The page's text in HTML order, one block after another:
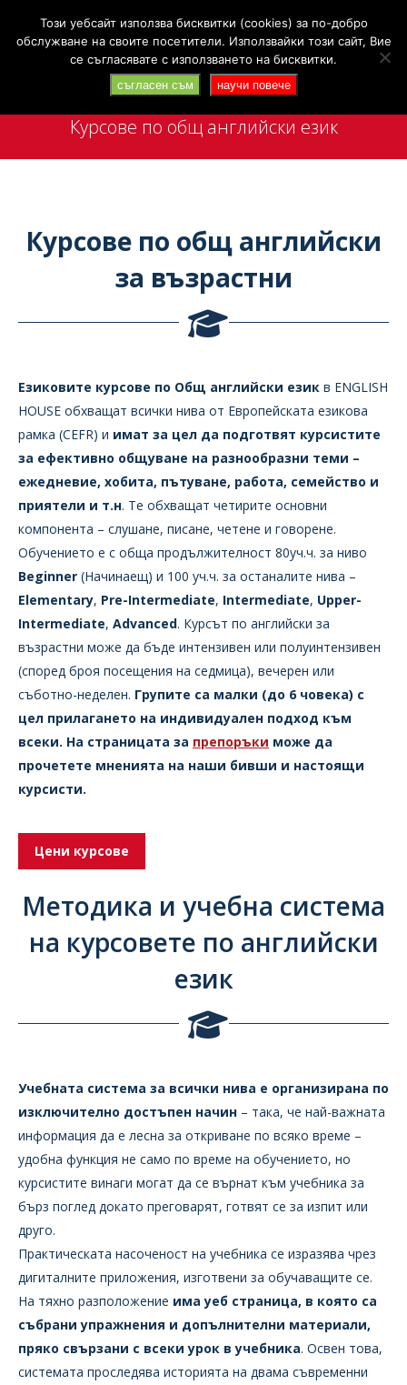
Курсове по общ английски език
Курсове по общ английски
за възрастни
Езиковите курсове по Общ английски език в ENGLISH
HOUSE обхващат всички нива от Европейската езикова
рамка (CEFR) и имат за цел да подготвят курсистите
за ефективно общуване на разнообразни теми –
ежедневие, хобита, пътуване, работа, семейство и
приятели и т.н. Те обхващат четирите основни
компонента – слушане, писане, четене и говорене.
Обучението е с обща продължителност 80уч.ч. за ниво
Beginner (Начинаещ) и 100 уч.ч. за останалите нива –
Elementary, Pre-Intermediate, Intermediate, Upper-
Intermediate, Advanced. Курсът по английски за
възрастни може да бъде интензивен или полуинтензивен
(според броя посещения на седмица), вечерен или
съботно-неделен. Групите са малки (до 6 човека) с
цел прилагането на индивидуален подход към
всеки. На страницата за препоръки може да
прочетете мненията на наши бивши и настоящи
курсисти.
Цени курсове
Методика и учебна система
на курсовете по английски
език
Учебната система за всички нива е организирана по
изключително достъпен начин – така, че най-важната
информация да е лесна за откриване по всяко време –
удобна функция не само по време на обучението, но
курсистите винаги могат да се върнат към учебника за
бърз поглед докато преговарят, готвят се за изпит или
друго.
Практическата насоченост на учебника се изразява чрез
дигиталните приложения, изготвени за обучаващите се.
На тяхно разположение има уеб страница, в която са
събрани упражнения и допълнителни материали,
пряко свързани с всеки урок в учебника. Освен това,
системата проследява историята на двама съвременни
Този уебсайт използва бисквитки (cookies) за по-добро
обслужване на своите посетители. Използвайки този сайт, Вие
се съгласявате с използването на бисквитки.
съгласен съм научи повече